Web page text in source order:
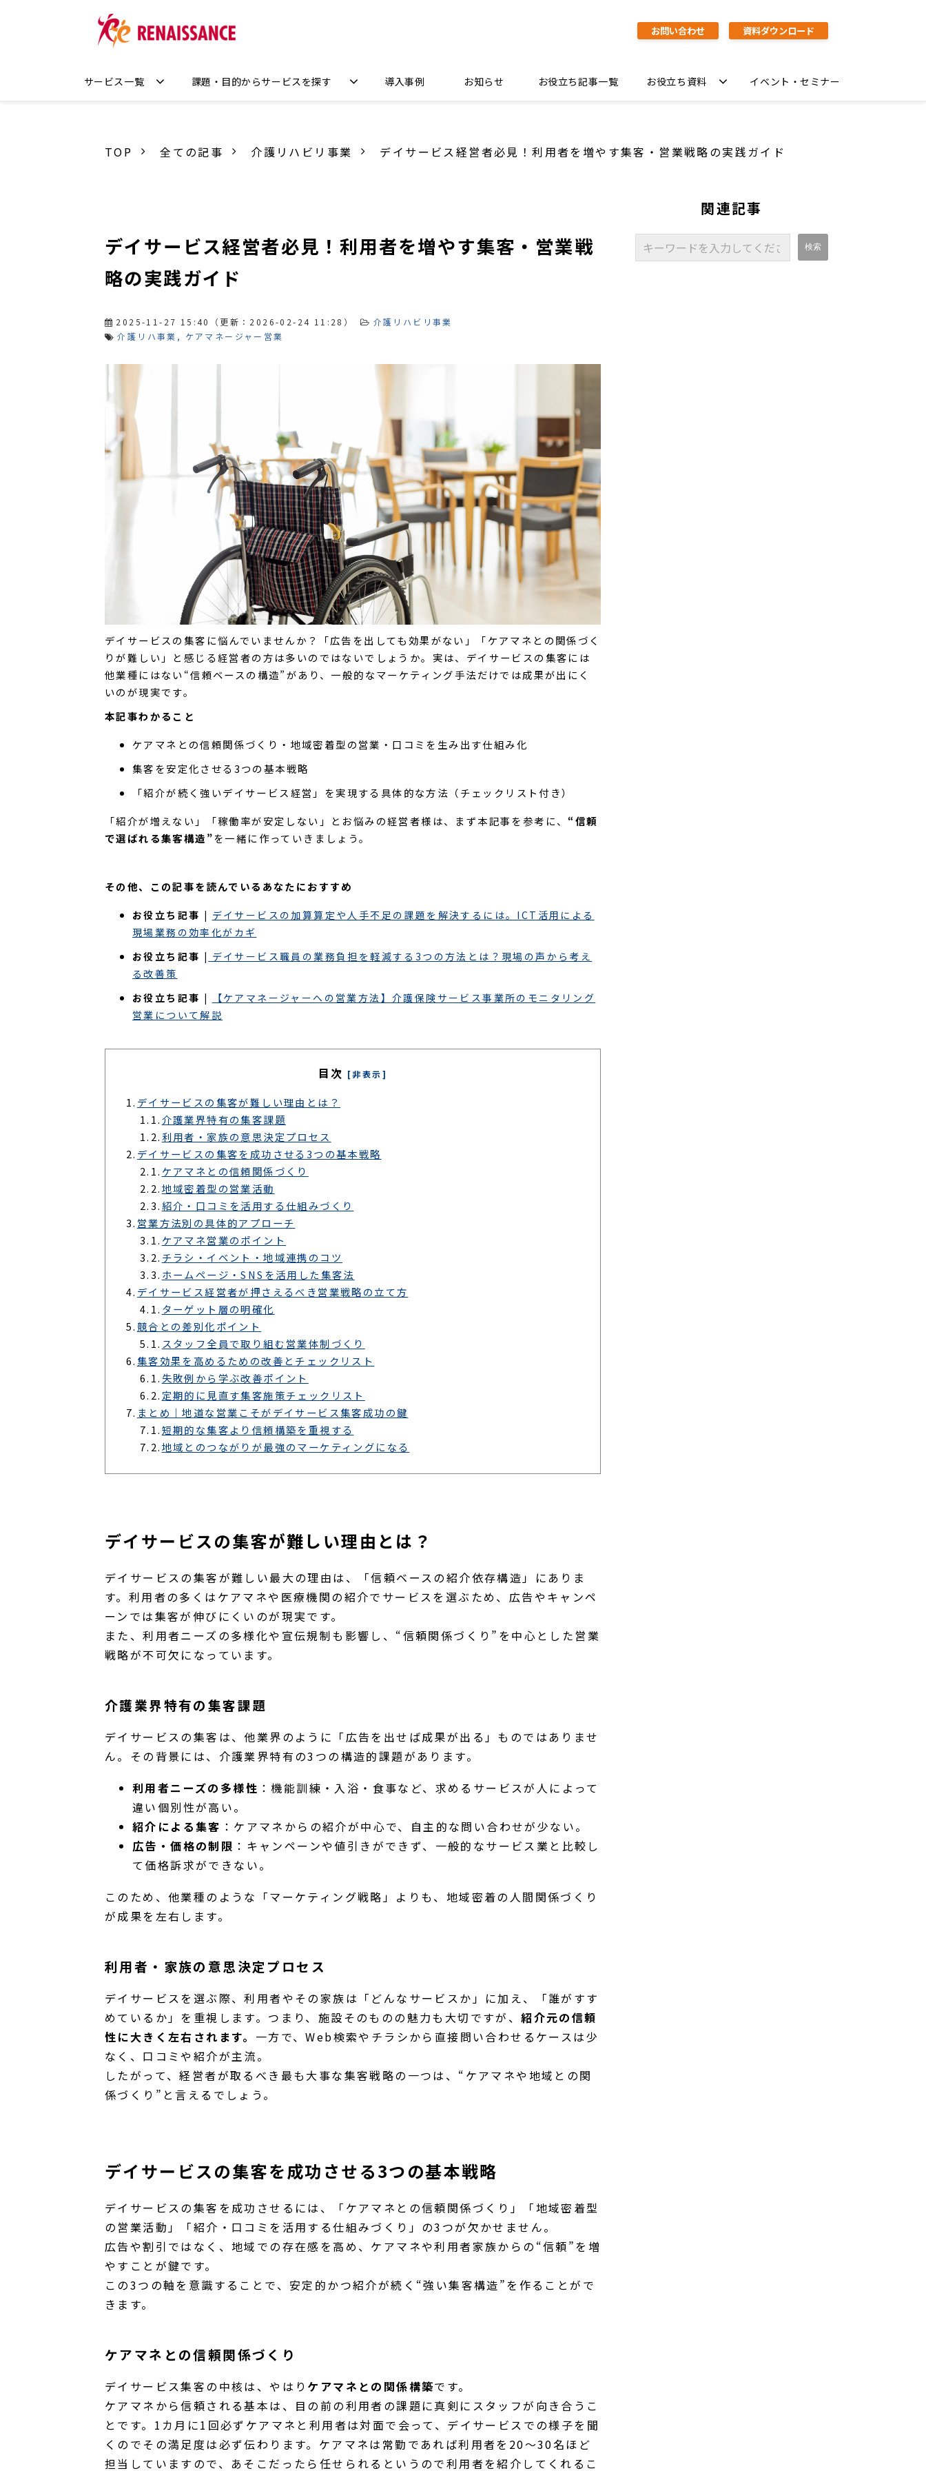
お問い合わせ 資料ダウンロード
サービス一覧 課題・目的からサービスを探す 導入事例 お知らせ お役立ち記事一覧 お役立ち資料 イベント・セミナー
TOP 全ての記事 介護リハビリ事業 デイサービス経営者必見！利用者を増やす集客・営業戦略の実践ガイド
デイサービス経営者必見！利用者を増やす集客・営業戦
略の実践ガイド
2025-11-27 15:40 （更新： 2026-02-24 11:28 ）
介護リハビリ事業
介護リハ事業
ケアマネージャー営業
デイサービスの集客に悩んでいませんか？「広告を出しても効果がない」「ケアマネとの関係づく
りが難しい」と感じる経営者の方は多いのではないでしょうか。実は、デイサービスの集客には
他業種にはない“信頼ベースの構造”があり、一般的なマーケティング手法だけでは成果が出にく
いのが現実です。
本記事わかること
ケアマネとの信頼関係づくり・地域密着型の営業・口コミを生み出す仕組み化
集客を安定化させる3つの基本戦略
「紹介が続く強いデイサービス経営」を実現する具体的な方法（チェックリスト付き）
「紹介が増えない」「稼働率が安定しない」とお悩みの経営者様は、まず本記事を参考に、 “信頼
で選ばれる集客構造”を一緒に作っていきましょう。
その他、この記事を読んでいるあなたにおすすめ
お役立ち記事 | デイサービスの加算算定や人手不足の課題を解決するには。ICT活用による
現場業務の効率化がカギ
お役立ち記事 | デイサービス職員の業務負担を軽減する3つの方法とは？現場の声から考え
る改善策
お役立ち記事 |
【ケアマネージャーへの営業方法】介護保険サービス事業所のモニタリング
営業について解説
目次 [非表示]
1. デイサービスの集客が難しい理由とは？
1.1.介護業界特有の集客課題
1.2.利用者・家族の意思決定プロセス
2. デイサービスの集客を成功させる3つの基本戦略
2.1. ケアマネとの信頼関係づくり
2.2.地域密着型の営業活動
2.3.紹介・口コミを活用する仕組みづくり
3. 営業方法別の具体的アプローチ
3.1. ケアマネ営業のポイント
3.2. チラシ・イベント・地域連携のコツ
3.3. ホームページ・SNSを活用した集客法
4. デイサービス経営者が押さえるべき営業戦略の立て方
4.1. ターゲット層の明確化
5.競合との差別化ポイント
5.1. スタッフ全員で取り組む営業体制づくり
6. 集客効果を高めるための改善とチェックリスト
6.1. 失敗例から学ぶ改善ポイント
6.2. 定期的に見直す集客施策チェックリスト
7. まとめ｜地道な営業こそがデイサービス集客成功の鍵
7.1.短期的な集客より信頼構築を重視する
7.2.地域とのつながりが最強のマーケティングになる
デイサービスの集客が難しい理由とは？
デイサービスの集客が難しい最大の理由は、「信頼ベースの紹介依存構造」にありま
す。利用者の多くはケアマネや医療機関の紹介でサービスを選ぶため、広告やキャンペ
ーンでは集客が伸びにくいのが現実です。
また、利用者ニーズの多様化や宣伝規制も影響し、“信頼関係づくり”を中心とした営業
戦略が不可欠になっています。
介護業界特有の集客課題
デイサービスの集客は、他業界のように「広告を出せば成果が出る」ものではありませ
ん。その背景には、介護業界特有の3つの構造的課題があります。
利用者ニーズの多様性 ：機能訓練・入浴・食事など、求めるサービスが人によって
違い個別性が高い。
紹介による集客 ：ケアマネからの紹介が中心で、自主的な問い合わせが少ない。
広告・価格の制限 ：キャンペーンや値引きができず、一般的なサービス業と比較し
て価格訴求ができない。
このため、他業種のような「マーケティング戦略」よりも、地域密着の人間関係づくり
が成果を左右します。
利用者・家族の意思決定プロセス
デイサービスを選ぶ際、利用者やその家族は「どんなサービスか」に加え、「誰がすす
めているか」を重視します。つまり、施設そのものの魅力も大切ですが、紹介元の信頼
性に大きく左右されます。 一方で、Web検索やチラシから直接問い合わせるケースは少
なく、口コミや紹介が主流。
したがって、経営者が取るべき最も大事な集客戦略の一つは、“ケアマネや地域との関
係づくり”と言えるでしょう。
デイサービスの集客を成功させる3つの基本戦略
デイサービスの集客を成功させるには、「ケアマネとの信頼関係づくり」「地域密着型
の営業活動」「紹介・口コミを活用する仕組みづくり」の3つが欠かせません。
広告や割引ではなく、地域での存在感を高め、ケアマネや利用者家族からの“信頼”を増
やすことが鍵です。
この3つの軸を意識することで、安定的かつ紹介が続く“強い集客構造”を作ることがで
きます。
ケアマネとの信頼関係づくり
デイサービス集客の中核は、やはり ケアマネとの関係構築です。
ケアマネから信頼される基本は、目の前の利用者の課題に真剣にスタッフが向き合うこ
とです。1カ月に1回必ずケアマネと利用者は対面で会って、デイサービスでの様子を聞
くのでその満足度は必ず伝わります。ケアマネは常勤であれば利用者を20～30名ほど
担当していますので、あそこだったら任せられるというので利用者を紹介してくれるこ
関連記事